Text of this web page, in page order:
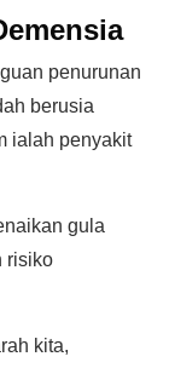
penurunan
berusia
ialah penyakit
gula
risiko
kita,